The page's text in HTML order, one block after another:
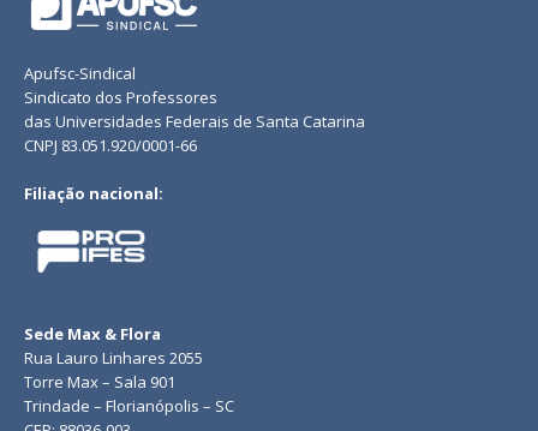
Apufsc-Sindical
Sindicato dos Professores
das Universidades Federais de Santa Catarina
CNPJ 83.051.920/0001-66
Filiação nacional:
Sede Max & Flora
Rua Lauro Linhares 2055
Torre Max – Sala 901
Trindade – Florianópolis – SC